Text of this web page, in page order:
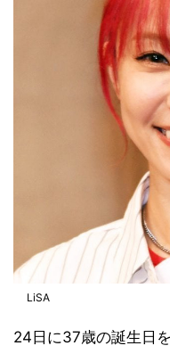
LiSA
24日に37歳の誕生日